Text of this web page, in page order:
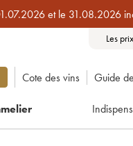
et le 31.08.2026
Les
Cote des vins Guide